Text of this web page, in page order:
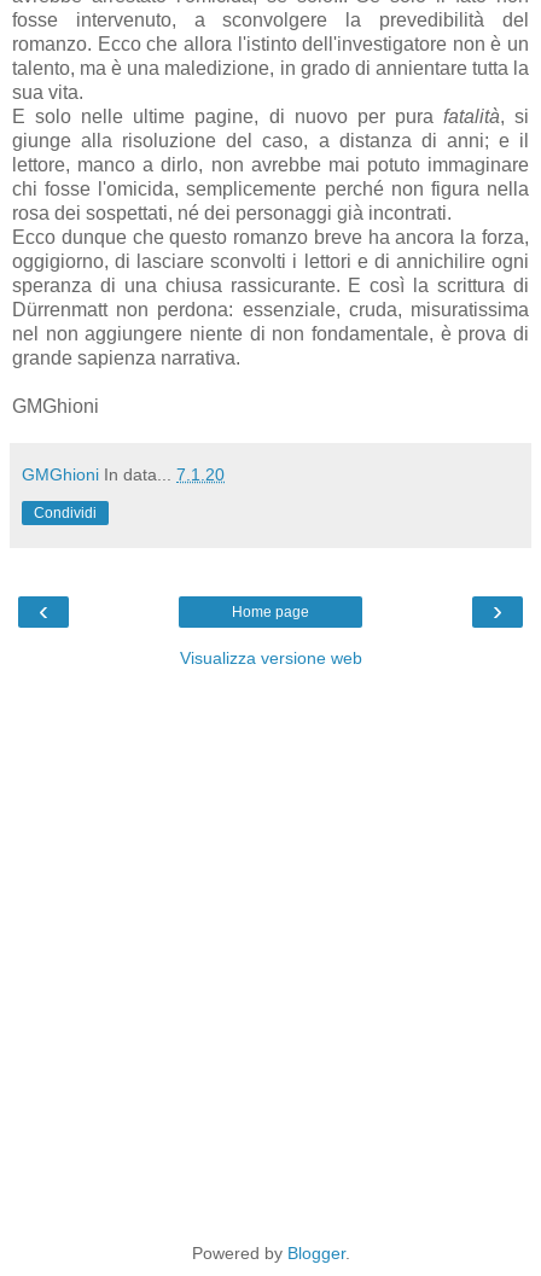
fosse intervenuto, a sconvolgere la prevedibilità del
romanzo. Ecco che allora l'istinto dell'investigatore non è un
talento, ma è una maledizione, in grado di annientare tutta la
sua vita.
E solo nelle ultime pagine, di nuovo per pura fatalità, si
giunge alla risoluzione del caso, a distanza di anni; e il
lettore, manco a dirlo, non avrebbe mai potuto immaginare
chi fosse l'omicida, semplicemente perché non figura nella
rosa dei sospettati, né dei personaggi già incontrati.
Ecco dunque che questo romanzo breve ha ancora la forza,
oggigiorno, di lasciare sconvolti i lettori e di annichilire ogni
speranza di una chiusa rassicurante. E così la scrittura di
Dürrenmatt non perdona: essenziale, cruda, misuratissima
nel non aggiungere niente di non fondamentale, è prova di
grande sapienza narrativa.
GMGhioni
GMGhioni In data... 7.1.20
Condividi
‹ ›
Home page
Visualizza versione web
Powered by Blogger.